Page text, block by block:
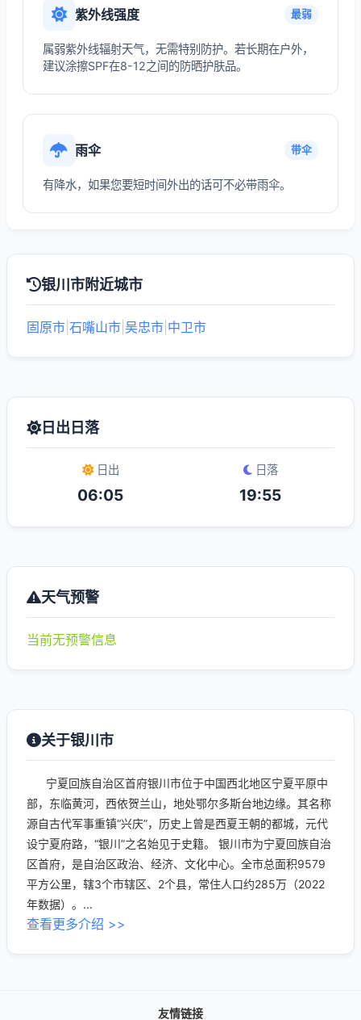
紫外线强度 最弱
属弱紫外线辐射天气，无需特别防护。若长期在户外，
建议涂擦SPF在8-12之间的防晒护肤品。
雨伞 带伞
有降水，如果您要短时间外出的话可不必带雨伞。
银川市附近城市
固原市 石嘴山市 吴忠市 中卫市
日出日落
日出
06:05
日落
19:55
天气预警
当前无预警信息
关于银川市
宁夏回族自治区首府银川市位于中国西北地区宁夏平原中
部，东临黄河，西依贺兰山，地处鄂尔多斯台地边缘。其名称
源自古代军事重镇“兴庆”，历史上曾是西夏王朝的都城，元代
设宁夏府路，“银川”之名始见于史籍。 银川市为宁夏回族自治
区首府，是自治区政治、经济、文化中心。全市总面积9579
平方公里，辖3个市辖区、2个县，常住人口约285万（2022
年数据）。...
查看更多介绍 >>
友情链接